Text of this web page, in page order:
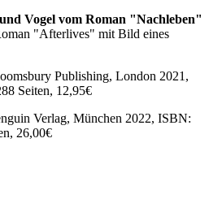
Publishing, London 2021,
Seiten, 12,95€
Verlag, München 2022, ISBN:
26,00€